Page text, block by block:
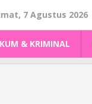
7 Agustus 2026
& KRIMINAL